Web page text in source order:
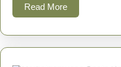
Read MoreRead
More